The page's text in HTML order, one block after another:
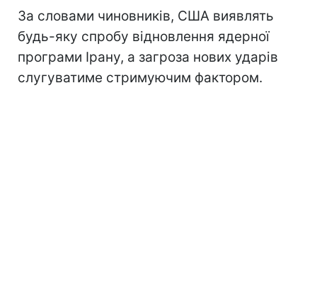
За словами чиновників, США виявлять
будь-яку спробу відновлення ядерної
програми Ірану, а загроза нових ударів
слугуватиме стримуючим фактором.